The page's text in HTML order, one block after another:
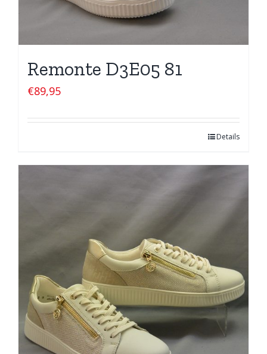
Remonte D3E05 81
€89,95
Details